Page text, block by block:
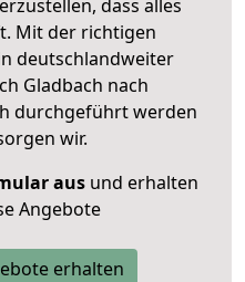
dass alles
Mit der richtigen
deutschlandweiter
Gladbach nach
durchgeführt werden
wir.
ausund erhalten
Angebote
erhalten